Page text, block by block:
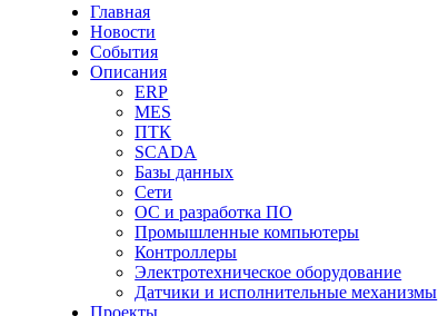
Главная
Новости
События
Описания
ERP
MES
ПТК
SCADA
Базы данных
Сети
ОС и разработка ПО
Промышленные компьютеры
Контроллеры
Электротехническое оборудование
Датчики и исполнительные механизмы
Проекты